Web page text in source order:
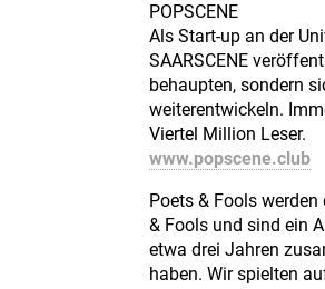
POPSCENE
Als Start-up an der
SAARSCENE
behaupten, sondern
weiterentwickeln.
Viertel Million Leser.
www.popscene.club
Poets & Fools
& Fools und sind ein
etwa drei Jahren
haben. Wir spielten